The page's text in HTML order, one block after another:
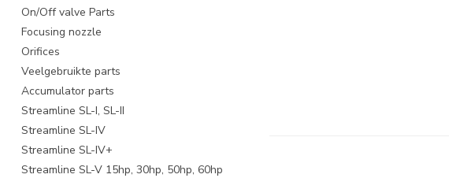
On/Off valve Parts
Focusing nozzle
Orifices
Veelgebruikte parts
Accumulator parts
Streamline SL-I, SL-II
Streamline SL-IV
Streamline SL-IV+
Streamline SL-V 15hp, 30hp, 50hp, 60hp